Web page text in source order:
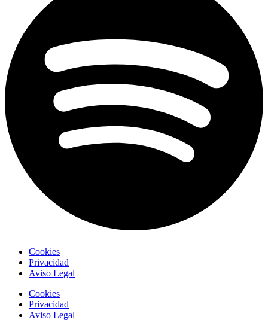
Cookies
Privacidad
Aviso Legal
Cookies
Privacidad
Aviso Legal